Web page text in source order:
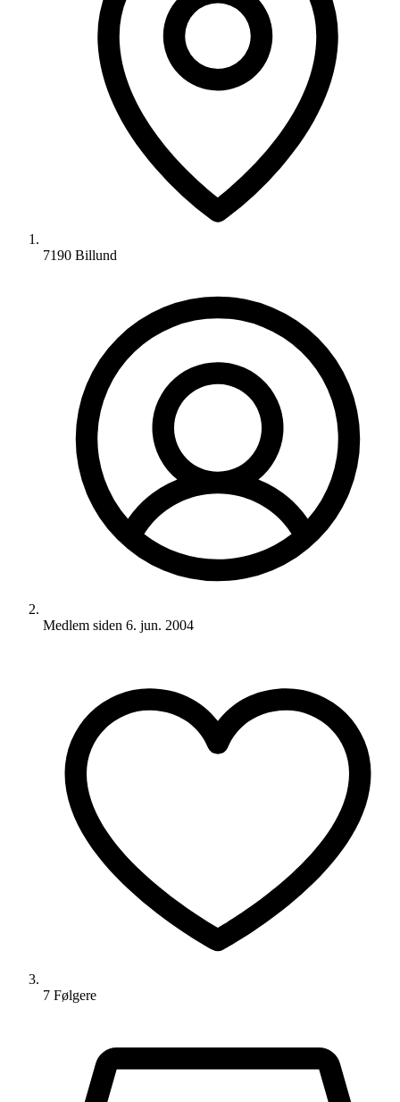
7190 Billund
Medlem siden 6. jun. 2004
7 Følgere